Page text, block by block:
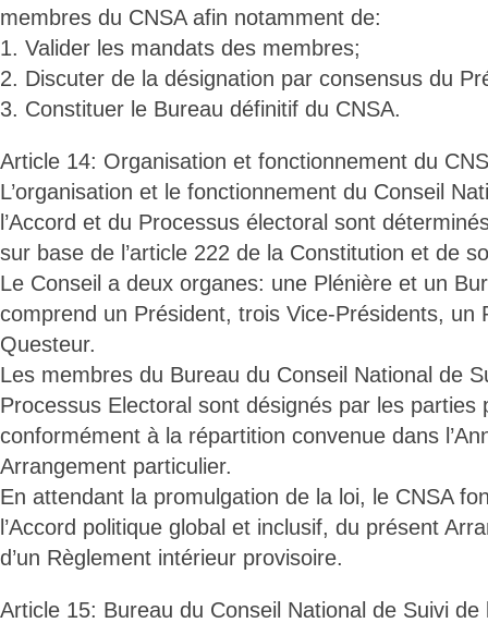
membres du CNSA afin notamment de:
1. Valider les mandats des membres;
2. Discuter de la désignation par consensus du
3. Constituer le Bureau définitif du CNSA.
Article 14: Organisation et fonctionnement du
L’organisation et le fonctionnement du Conseil
l’Accord et du Processus électoral sont
sur base de l’article 222 de la Constitution et de
Le Conseil a deux organes: une Plénière et un
comprend un Président, trois Vice-Présidents, un
Questeur.
Les membres du Bureau du Conseil National de
Processus Electoral sont désignés par les parties
conformément à la répartition convenue dans
Arrangement particulier.
En attendant la promulgation de la loi, le CNSA
l’Accord politique global et inclusif, du présent
d’un Règlement intérieur provisoire.
Article 15: Bureau du Conseil National de Suivi de